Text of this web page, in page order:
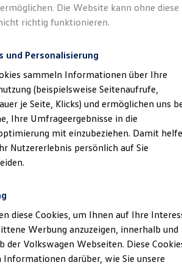
Leasing
ohne Anzahlung
Class bei Volkswagen
Gewinn
der ID. Modelle
im Winter
Inhalte auf dieser Seite ist die Herbert Wulf
& Rechtliches)
71, 21502 Geesthacht
Geschlossen
Geschlossen
Die Website kann ohne diese
richtig funktionieren.
und Personalisierung
sammeln Informationen über Ihre
(beispielsweise Seitenaufrufe,
je Seite, Klicks) und ermöglichen uns
Ihre Umfrageergebnisse in die
mit einzubeziehen. Damit
Nutzererlebnis persönlich auf Sie
diese Cookies, um Ihnen auf Ihre
Werbung anzuzeigen, innerhalb und
der Volkswagen Webseiten. Diese
Informationen darüber, wie Sie unsere